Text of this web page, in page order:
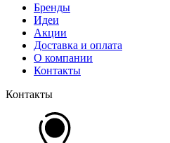
Бренды
Идеи
Акции
Доставка и оплата
О компании
Контакты
Контакты